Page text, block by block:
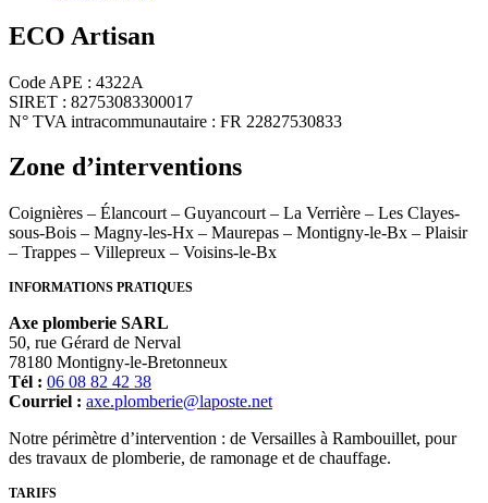
ECO Artisan
Code APE : 4322A
SIRET : 82753083300017
N° TVA intracommunautaire : FR 22827530833
Zone d’interventions
Coignières – Élancourt – Guyancourt – La Verrière – Les Clayes-
sous-Bois – Magny-les-Hx – Maurepas – Montigny-le-Bx – Plaisir
– Trappes – Villepreux – Voisins-le-Bx
INFORMATIONS PRATIQUES
Axe plomberie SARL
50, rue Gérard de Nerval
78180 Montigny-le-Bretonneux
Tél : 06 08 82 42 38
Courriel : axe.plomberie@laposte.net
Notre périmètre d’intervention : de Versailles à Rambouillet, pour
des travaux de plomberie, de ramonage et de chauffage.
TARIFS